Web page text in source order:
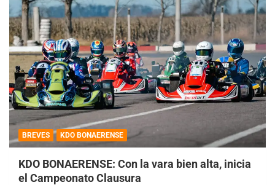
BREVES KDO BONAERENSE
KDO BONAERENSE: Con la vara bien alta, inicia
el Campeonato Clausura